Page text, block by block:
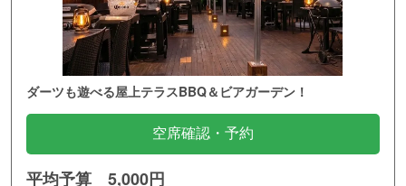
ダーツも遊べる屋上テラスBBQ＆ビアガーデン！
空席確認・予約
平均予算 5,000円